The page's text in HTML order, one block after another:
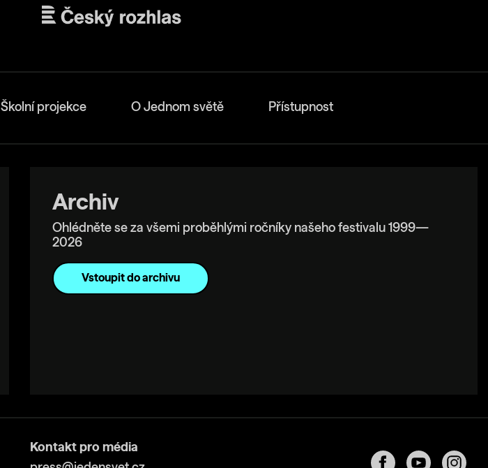
Školní projekce O Jednom světě Přístupnost
Archiv
Ohlédněte se za všemi proběhlými ročníky našeho festivalu 1999—
2026
Vstoupit do archivu
Kontakt pro média